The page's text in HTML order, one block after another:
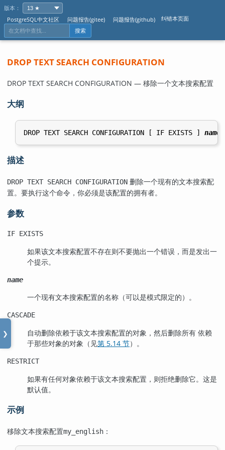
版本：
PostgreSQL中文社区
问题报告(gitee) 问题报告(github) 纠错本页面
搜索
❯
DROP TEXT SEARCH CONFIGURATION
DROP TEXT SEARCH CONFIGURATION — 移除一个文本搜索配置
大纲
DROP TEXT SEARCH CONFIGURATION [ IF EXISTS ] name
描述
DROP TEXT SEARCH CONFIGURATION 删除一个现有的文本搜索配
置。要执行这个命令，你必须是该配置的拥有者。
参数
IF EXISTS
如果该文本搜索配置不存在则不要抛出一个错误，而是发出一
个提示。
name
一个现有文本搜索配置的名称（可以是模式限定的）。
CASCADE
自动删除依赖于该文本搜索配置的对象，然后删除所有 依赖
于那些对象的对象（见第 5.14 节）。
RESTRICT
如果有任何对象依赖于该文本搜索配置，则拒绝删除它。这是
默认值。
示例
移除文本搜索配置my_english ：